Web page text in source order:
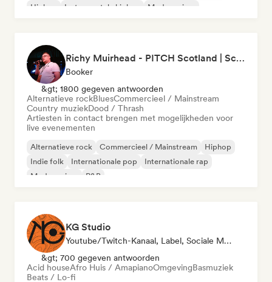
Hiphop
Instrumentale hiphop Moderne jazz
Richy Muirhead - PITCH Scotland | Scottish Alternative Music Awards (SAMA)
Booker
&gt; 1800 gegeven antwoorden
Alternatieve rockBluesCommercieel / Mainstream
Country muziekDood / Thrash
Artiesten in contact brengen met mogelijkheden voor
live evenementen
Alternatieve rock Commercieel / Mainstream
Hiphop
Indie folk
Internationale pop
Internationale rap
Moderne jazz
R&B
KG Studio
Youtube/Twitch-Kanaal, Label, Sociale Media Beïnvloeder
&gt; 700 gegeven antwoorden
Acid houseAfro Huis / AmapianoOmgevingBasmuziek
Beats / Lo-fi